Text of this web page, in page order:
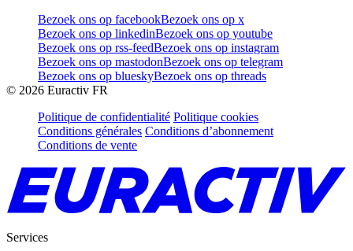
Bezoek ons op facebookBezoek ons op x
Bezoek ons op linkedinBezoek ons op youtube
Bezoek ons op rss-feedBezoek ons op instagram
Bezoek ons op mastodonBezoek ons op telegram
Bezoek ons op blueskyBezoek ons op threads
© 2026 Euractiv FR
Politique de confidentialité Politique cookies
Conditions générales Conditions d’abonnement
Conditions de vente
Services